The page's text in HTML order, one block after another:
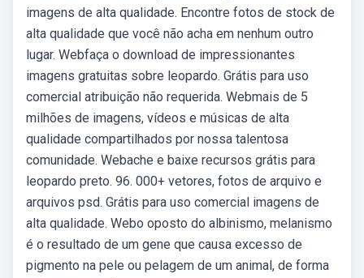
imagens de alta qualidade. Encontre fotos de stock de
alta qualidade que você não acha em nenhum outro
lugar. Webfaça o download de impressionantes
imagens gratuitas sobre leopardo. Grátis para uso
comercial atribuição não requerida. Webmais de 5
milhões de imagens, vídeos e músicas de alta
qualidade compartilhados por nossa talentosa
comunidade. Webache e baixe recursos grátis para
leopardo preto. 96. 000+ vetores, fotos de arquivo e
arquivos psd. Grátis para uso comercial imagens de
alta qualidade. Webo oposto do albinismo, melanismo
é o resultado de um gene que causa excesso de
pigmento na pele ou pelagem de um animal, de forma